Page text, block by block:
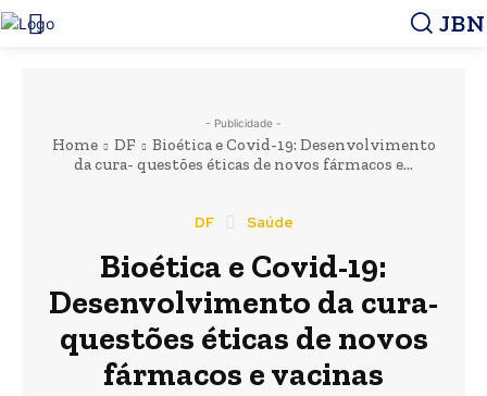
JBN
- Publicidade -
Home DF
Bioética e Covid-19: Desenvolvimento
da cura- questões éticas de novos fármacos e...
DF Saúde
Bioética e Covid-19:
Desenvolvimento da cura-
questões éticas de novos
fármacos e vacinas